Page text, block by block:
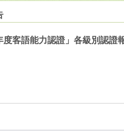
度客語能力認證」各級別認證